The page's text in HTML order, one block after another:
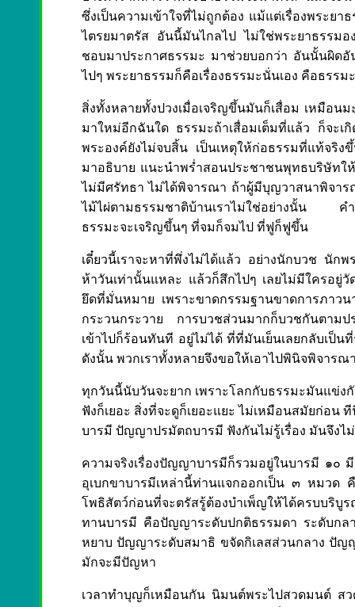
ซึ่งเป็นความเข้าใจที่ไม่ถูกต้อง แม้แต่เรื่องพระยา
ไตรยมาตรัส อันนี้มันไกลไป ไม่ใช่พระยาธรรม
ชอบมาประกาศธรรมะ มาช่วยบอกว่า อันนั้นผิด
ไปๆ พระยาธรรมก็คือเรื่องธรรมะนั่นเอง คือธรร
สิ่งทั้งหลายทั้งปวงเมื่อเจริญขึ้นมันก็เสื่อม เหมือ
มาใหม่อีกฉันใด ธรรมะถ้าเสื่อมเต็มที่แล้ว ก็จะเ
พระองค์ยังไม่จบสิ้น เป็นเหตุให้ก่อธรรมที่แท้จริง
มาอธิบาย แนะนำพร่ำสอนประชาชนพุทธบริษัทใ
ไม่มีศรัทธา ไม่ได้พิจารณา ถ้าผู้มีบุญวาสนาพิจา
ไม้ไผ่ตามธรรมชาติบ้านเราไม่ใช่อย่างนั้น คำ
ธรรมะจะเจริญขึ้นๆ ที่จมก็จมไป ที่ฟูก็ฟูขึ้น
เดี๋ยวนี้เราจะหาที่พึ่งไม่ได้แล้ว อย่างนักบวช นัก
ห้าวันเท่านั้นแหละ แล้วก็สึกไปๆ เลยไม่มีใครอยู่
ยึดที่มั่นหมาย เพราะขาดกรรมฐานขาดการภาว
กระวนกระวาย การบวชส่วนมากก็บวชกันตาม
เข้าไปก็ร้อนทันที อยู่ไม่ได้ ที่ที่มันเย็นเลยกลับเป็
ดังนั้น พวกเราทั้งหลายจึงขอให้เอาไปพินิจพิจารณ
ทุกวันนี้นับวันจะยาก เพราะโลกกับธรรมะมันแข่ง
ฟังก็เยอะ สิ่งที่จะดูก็เยอะแยะ ไม่เหมือนสมัยก่อ
บารมี ปัญญาปรมัตถบารมี ฟังกันไม่รู้เรื่อง มันจึงไ
ความจริงเรื่องปัญญาบารมีก็รวมอยู่ในบารมี ๑
อุเบกขาบารมีเหล่านี้ท่านแจกออกเป็น ๓ หมว
โพธิสัตว์ก่อนที่จะตรัสรู้ต้องบำเพ็ญให้ได้ครบ
ทานบารมี คือปัญญาระดับปกติธรรมดา ระดับกล
หยาบ ปัญญาระดับสมาธิ ขจัดกิเลสส่วนกลาง ปัญญ
มักจะมีปัญหา
เวลาทำบุญก็เหมือนกัน นิมนต์พระไปสวดมนต์ สว